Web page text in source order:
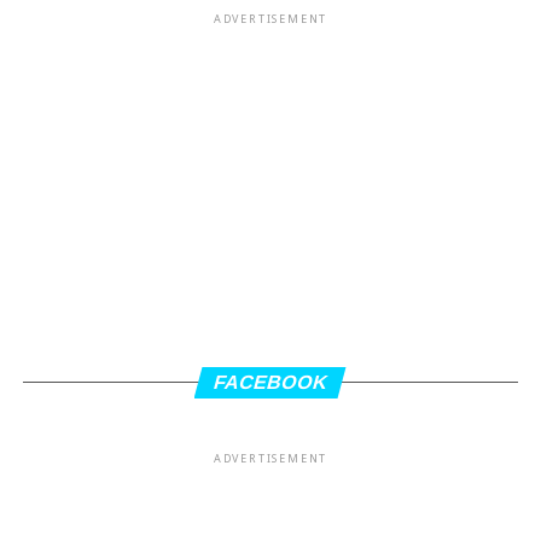
ADVERTISEMENT
FACEBOOK
ADVERTISEMENT